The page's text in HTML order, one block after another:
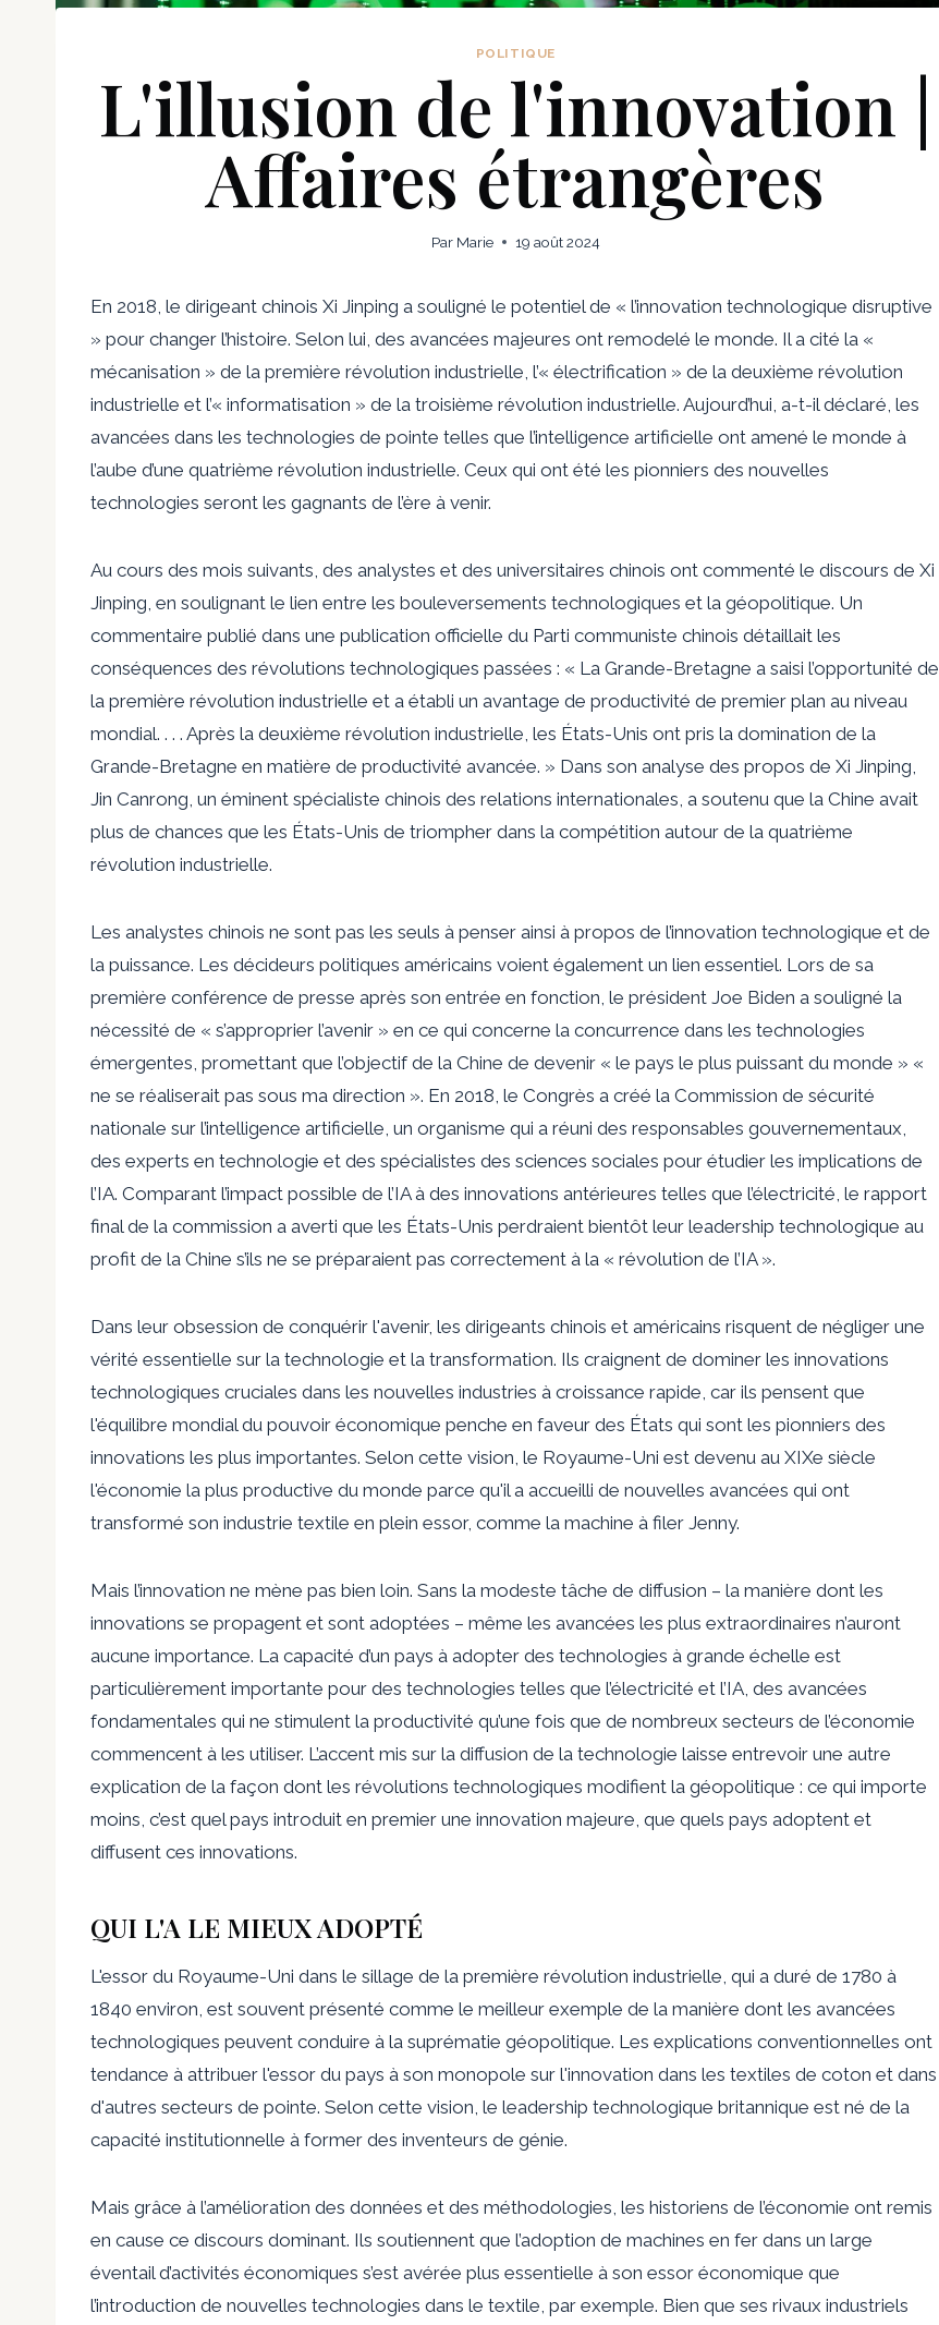
POLITIQUE
L'illusion de l'innovation |
Affaires étrangères
Par Marie 19 août 2024
En 2018, le dirigeant chinois Xi Jinping a souligné le potentiel de « l’innovation technologique disruptive
» pour changer l’histoire. Selon lui, des avancées majeures ont remodelé le monde. Il a cité la «
mécanisation » de la première révolution industrielle, l’« électrification » de la deuxième révolution
industrielle et l’« informatisation » de la troisième révolution industrielle. Aujourd’hui, a-t-il déclaré, les
avancées dans les technologies de pointe telles que l’intelligence artificielle ont amené le monde à
l’aube d’une quatrième révolution industrielle. Ceux qui ont été les pionniers des nouvelles
technologies seront les gagnants de l’ère à venir.
Au cours des mois suivants, des analystes et des universitaires chinois ont commenté le discours de Xi
Jinping, en soulignant le lien entre les bouleversements technologiques et la géopolitique. Un
commentaire publié dans une publication officielle du Parti communiste chinois détaillait les
conséquences des révolutions technologiques passées : « La Grande-Bretagne a saisi l’opportunité de
la première révolution industrielle et a établi un avantage de productivité de premier plan au niveau
mondial. . . . Après la deuxième révolution industrielle, les États-Unis ont pris la domination de la
Grande-Bretagne en matière de productivité avancée. » Dans son analyse des propos de Xi Jinping,
Jin Canrong, un éminent spécialiste chinois des relations internationales, a soutenu que la Chine avait
plus de chances que les États-Unis de triompher dans la compétition autour de la quatrième
révolution industrielle.
Les analystes chinois ne sont pas les seuls à penser ainsi à propos de l’innovation technologique et de
la puissance. Les décideurs politiques américains voient également un lien essentiel. Lors de sa
première conférence de presse après son entrée en fonction, le président Joe Biden a souligné la
nécessité de « s’approprier l’avenir » en ce qui concerne la concurrence dans les technologies
émergentes, promettant que l’objectif de la Chine de devenir « le pays le plus puissant du monde » «
ne se réaliserait pas sous ma direction ». En 2018, le Congrès a créé la Commission de sécurité
nationale sur l’intelligence artificielle, un organisme qui a réuni des responsables gouvernementaux,
des experts en technologie et des spécialistes des sciences sociales pour étudier les implications de
l’IA. Comparant l’impact possible de l’IA à des innovations antérieures telles que l’électricité, le rapport
final de la commission a averti que les États-Unis perdraient bientôt leur leadership technologique au
profit de la Chine s’ils ne se préparaient pas correctement à la « révolution de l’IA ».
Dans leur obsession de conquérir l'avenir, les dirigeants chinois et américains risquent de négliger une
vérité essentielle sur la technologie et la transformation. Ils craignent de dominer les innovations
technologiques cruciales dans les nouvelles industries à croissance rapide, car ils pensent que
l'équilibre mondial du pouvoir économique penche en faveur des États qui sont les pionniers des
innovations les plus importantes. Selon cette vision, le Royaume-Uni est devenu au XIXe siècle
l'économie la plus productive du monde parce qu'il a accueilli de nouvelles avancées qui ont
transformé son industrie textile en plein essor, comme la machine à filer Jenny.
Mais l’innovation ne mène pas bien loin. Sans la modeste tâche de diffusion – la manière dont les
innovations se propagent et sont adoptées – même les avancées les plus extraordinaires n’auront
aucune importance. La capacité d’un pays à adopter des technologies à grande échelle est
particulièrement importante pour des technologies telles que l’électricité et l’IA, des avancées
fondamentales qui ne stimulent la productivité qu’une fois que de nombreux secteurs de l’économie
commencent à les utiliser. L’accent mis sur la diffusion de la technologie laisse entrevoir une autre
explication de la façon dont les révolutions technologiques modifient la géopolitique : ce qui importe
moins, c’est quel pays introduit en premier une innovation majeure, que quels pays adoptent et
diffusent ces innovations.
QUI L'A LE MIEUX ADOPTÉ
L'essor du Royaume-Uni dans le sillage de la première révolution industrielle, qui a duré de 1780 à
1840 environ, est souvent présenté comme le meilleur exemple de la manière dont les avancées
technologiques peuvent conduire à la suprématie géopolitique. Les explications conventionnelles ont
tendance à attribuer l'essor du pays à son monopole sur l'innovation dans les textiles de coton et dans
d'autres secteurs de pointe. Selon cette vision, le leadership technologique britannique est né de la
capacité institutionnelle à former des inventeurs de génie.
Mais grâce à l’amélioration des données et des méthodologies, les historiens de l’économie ont remis
en cause ce discours dominant. Ils soutiennent que l’adoption de machines en fer dans un large
éventail d’activités économiques s’est avérée plus essentielle à son essor économique que
l’introduction de nouvelles technologies dans le textile, par exemple. Bien que ses rivaux industriels